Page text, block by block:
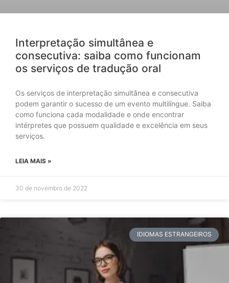
Interpretação simultânea e
consecutiva: saiba como funcionam
os serviços de tradução oral
Os serviços de interpretação simultânea e consecutiva
podem garantir o sucesso de um evento multilíngue. Saiba
como funciona cada modalidade e onde encontrar
intérpretes que possuem qualidade e excelência em seus
serviços.
LEIA MAIS »
30 de novembro de 2022
IDIOMAS ESTRANGEIROS